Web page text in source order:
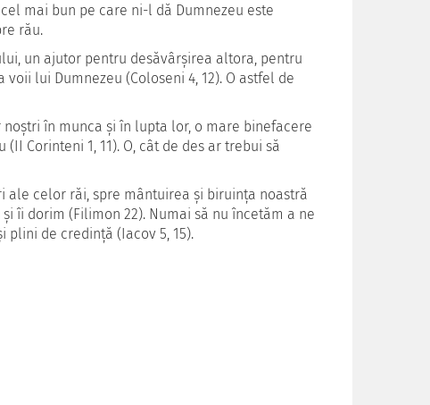
mai bun pe care ni-l dă Dumnezeu este
rău.
un ajutor pentru desăvârșirea altora, pentru
lui Dumnezeu (Coloseni 4, 12). O astfel de
în munca și în lupta lor, o mare binefacere
Corinteni 1, 11). O, cât de des ar trebui să
ale celor răi, spre mântuirea și biruința noastră
îi dorim (Filimon 22). Numai să nu încetăm a ne
plini de credință (Iacov 5, 15).